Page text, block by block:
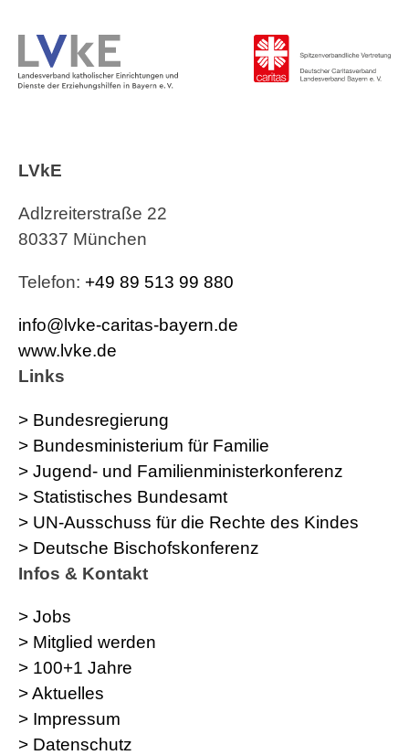
LVkE
Adlzreiterstraße 22
80337 München
Telefon: +49 89 513 99 880
info@lvke-caritas-bayern.de
www.lvke.de
Links
> Bundesregierung
> Bundesministerium für Familie
> Jugend- und Familienministerkonferenz
> Statistisches Bundesamt
> UN-Ausschuss für die Rechte des Kindes
> Deutsche Bischofskonferenz
Infos & Kontakt
> Jobs
> Mitglied werden
> 100+1 Jahre
> Aktuelles
> Impressum
> Datenschutz